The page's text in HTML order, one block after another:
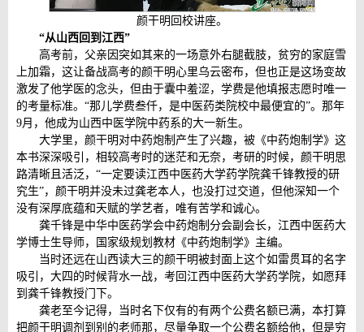
颜干明回校讲座。
“从山西回到江西”
高考前，父亲因突如其来的一场意外右腿截肢，贫穷的家庭雪
上加霜，这让备战高考的颜干明心里乌云密布，但也正是这场变故
激发了他学医的念头，但由于囊中羞涩，学费是他填报志愿时唯一
的考量标准。“那儿学费叁仟，是中医药类院校中最便宜的”。那年
9月，他成为山西中医学院中药系的大一新生。
大学里，颜干明对中药炮制产生了兴趣，被《中药炮制学》这
本书深深吸引，相较高考时的迷茫和无奈，考研的时候，颜干明思
路清晰且活泛，“一定要读江西中医药大学药学院龚千锋教授的研
究生”，颜干明并没未过龚老本人，也没打过交道，但他深知一个
没有深厚底蕴和天赋的学艺者，唯有苦学和诚心。
龚千锋是中华中医药学会中药炮制分会副会长，江西中医药大
学博士生导师，国家级规划教材《中药炮制学》主编。
当时还远在山西读大三的颜干明被封面上这个如雷贯耳的名字
吸引，大四的时候背水一战，考回江西中医药大学药学院，如愿拜
到龚千锋教授门下。
龚老至今记得，当时名下仅有的有两个公费名额已满，本打算
把颜干明调剂到别的老师那，尽量争取一个公费名额给他，但是穷